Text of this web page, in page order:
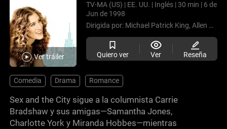
Ver tráiler
TV-MA (US) | EE. UU. | Inglés | 30 min | 6 de
Jun de 1998
Dirigida por: Michael Patrick King, Allen Coulter,
Quiero ver Ver Reseña
Comedia Drama Romance
Sex and the City sigue a la columnista Carrie
Bradshaw y sus amigas—Samantha Jones,
Charlotte York y Miranda Hobbes—mientras